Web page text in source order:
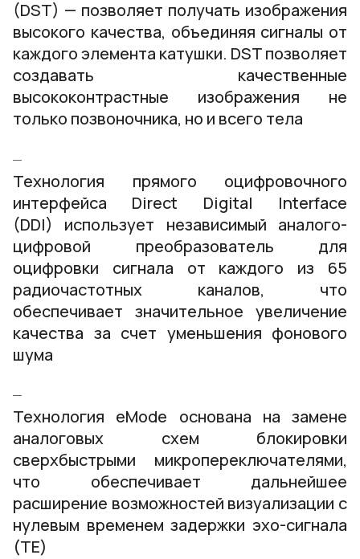
(DST) — позволяет получать изображения
высокого качества, объединяя сигналы от
каждого элемента катушки. DST позволяет
создавать качественные
высококонтрастные изображения не
только позвоночника, но и всего тела
Технология прямого оцифровочного
интерфейса Direct Digital Interface
(DDI) использует независимый аналого-
цифровой преобразователь для
оцифровки сигнала от каждого из 65
радиочастотных каналов, что
обеспечивает значительное увеличение
качества за счет уменьшения фонового
шума
Технология eMode основана на замене
аналоговых схем блокировки
сверхбыстрыми микропереключателями,
что обеспечивает дальнейшее
расширение возможностей визуализации с
нулевым временем задержки эхо-сигнала
(ТЕ)